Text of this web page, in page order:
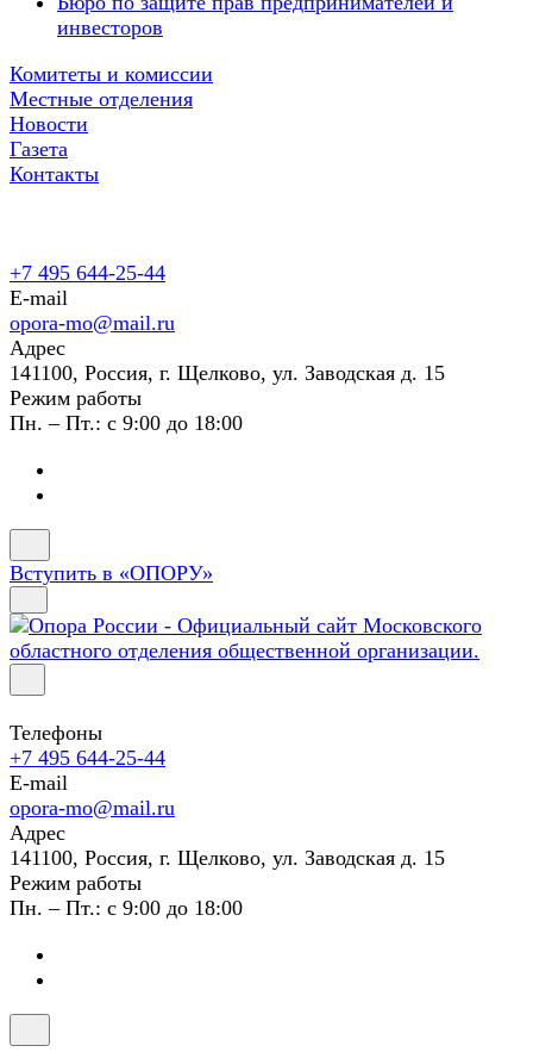
инвесторов
Комитеты и комиссии
Местные отделения
Новости
Газета
Контакты
+7 495 644-25-44
E-mail
opora-mo@mail.ru
Адрес
141100, Россия, г. Щелково, ул. Заводская д. 15
Режим работы
Пн. – Пт.: с 9:00 до 18:00
Вступить в «ОПОРУ»
Телефоны
+7 495 644-25-44
E-mail
opora-mo@mail.ru
Адрес
141100, Россия, г. Щелково, ул. Заводская д. 15
Режим работы
Пн. – Пт.: с 9:00 до 18:00